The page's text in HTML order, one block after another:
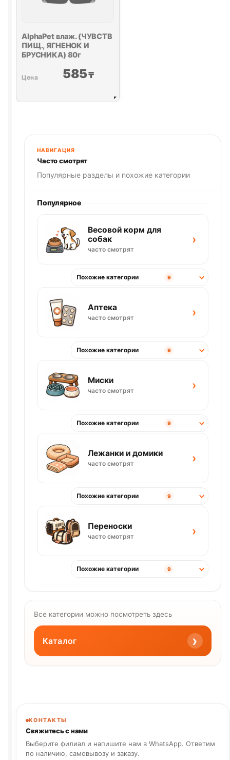
AlphaPet влаж. (ЧУВСТВ
ПИЩ., ЯГНЕНОК И
БРУСНИКА) 80г
585₸
НАВИГАЦИЯ
Часто смотрят
Популярные разделы и похожие категории
Популярное
Весовой корм для
собак
часто смотрят
›
Похожие категории 9
Аптека
часто смотрят ›
Похожие категории 9
Миски
часто смотрят ›
Похожие категории 9
Лежанки и домики
часто смотрят ›
Похожие категории 9
Переноски
часто смотрят ›
Похожие категории 9
Все категории можно посмотреть здесь
Каталог ›
КОНТАКТЫ
Свяжитесь с нами
Выберите филиал и напишите нам в WhatsApp. Ответим
по наличию, самовывозу и заказу.